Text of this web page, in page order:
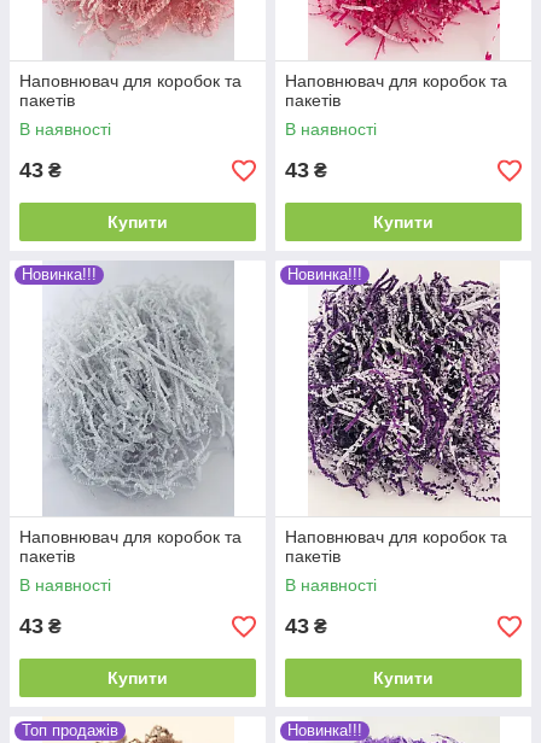
Наповнювач для коробок та
пакетів
В наявності
43 ₴
Купити
Наповнювач для коробок та
пакетів
В наявності
43 ₴
Купити
Новинка!!!
Наповнювач для коробок та
пакетів
В наявності
43 ₴
Купити
Новинка!!!
Наповнювач для коробок та
пакетів
В наявності
43 ₴
Купити
Топ продажів Новинка!!!